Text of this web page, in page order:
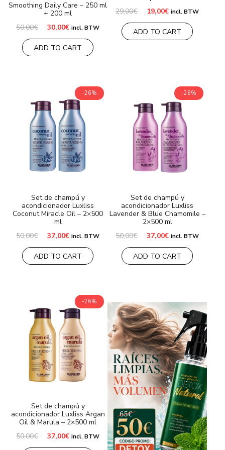
Smoothing Daily Care – 250 ml
+ 200 ml
50,00€ El
original
era:
50,00€.
30,00€El
actual
es:
30,00€.
incl. BTW
ADD TO CART
29,00€ El
original
era:
29,00€.
19,00€El
actual
es:
19,00€.
incl. BTW
ADD TO CART
-26%
Set de champú y
acondicionador Luxliss
Coconut Miracle Oil – 2×500
ml
50,00€ El
original
era:
50,00€.
37,00€El
actual
es:
37,00€.
incl. BTW
ADD TO CART
-26%
Set de champú y
acondicionador Luxliss
Lavender & Blue Chamomile –
2×500 ml
50,00€ El
original
era:
50,00€.
37,00€El
actual
es:
37,00€.
incl. BTW
ADD TO CART
-26%
Set de champú y
acondicionador Luxliss Argan
Oil & Marula – 2×500 ml
50,00€ El
37,00€Elincl. BTW